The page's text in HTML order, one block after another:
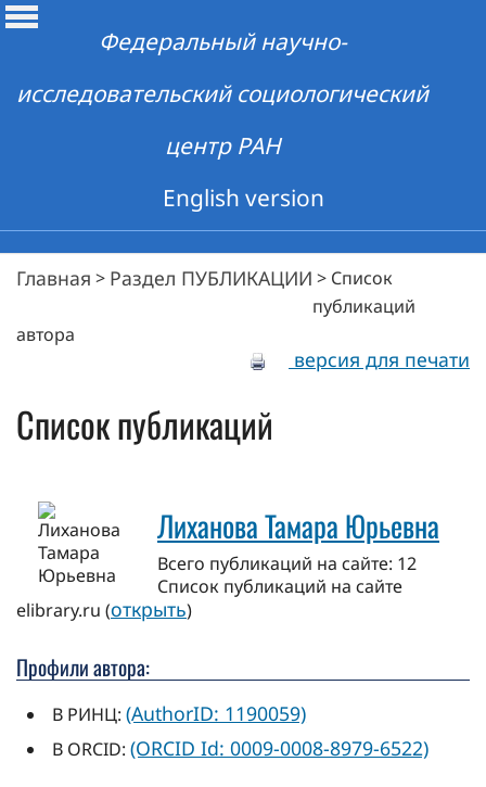
Федеральный научно-
исследовательский социологический
центр РАН
English version
Главная > Раздел ПУБЛИКАЦИИ > Список
публикаций
автора
версия для печати
Список публикаций
Лиханова Тамара Юрьевна
Всего публикаций на сайте: 12
Cписок публикаций на сайте
elibrary.ru (открыть)
Профили автора:
В РИНЦ:(AuthorID: 1190059)
В ORCID:(ORCID Id: 0009-0008-8979-6522)